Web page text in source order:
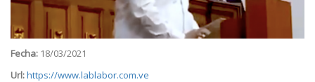
Fecha: 18/03/2021
Url:https://www.lablabor.com.ve